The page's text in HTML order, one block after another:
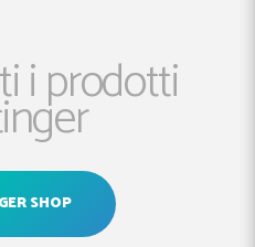
i prodotti
SHOP